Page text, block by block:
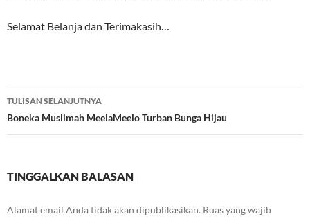
Selamat Belanja dan Terimakasih…
Navigasi
Tulisan
TULISAN SELANJUTNYA
Boneka Muslimah MeelaMeelo Turban Bunga Hijau
TINGGALKAN BALASAN
Alamat email Anda tidak akan dipublikasikan. Ruas yang wajib